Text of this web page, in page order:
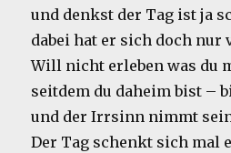
und denkst der Tag ist ja
dabei hat er sich doch nur
Will nicht erleben was du
seitdem du daheim bist –
und der Irrsinn nimmt
Der Tag schenkt sich mal